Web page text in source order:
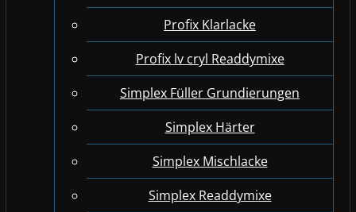
Profix Klarlacke
Profix lv cryl Readdymixe
Simplex Füller Grundierungen
Simplex Härter
Simplex Mischlacke
Simplex Readdymixe